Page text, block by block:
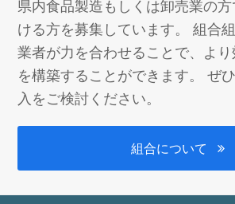
県内食品製造もしくは卸売業の
ける方を募集しています。 組合
業者が力を合わせることで、よ
を構築することができます。 ぜ
入をご検討ください。
組合について